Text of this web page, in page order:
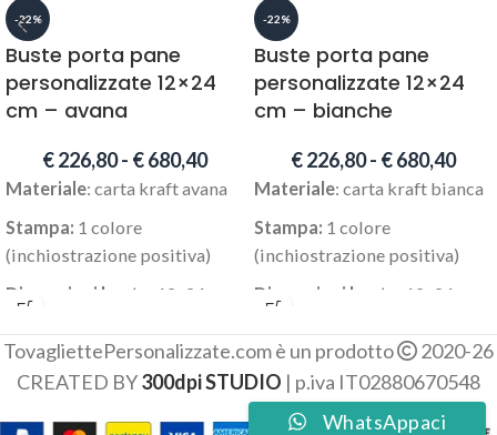
-22%
Buste porta pane
personalizzate 12×24
cm – avana
€226,80 - €680,40
Materiale: carta kraft avana
Stampa: 1 colore
(inchiostrazione positiva)
Dimensioni busta:
12x24 cm
Area stampabile massima:
Cliché: possibilità di
scegliere se nuovo o ristampa
-22%
Buste porta pane
personalizzate 12×24
cm – bianche
€226,80 - €680,40
Materiale: carta kraft bianca
Stampa: 1 colore
(inchiostrazione positiva)
Dimensioni busta:
12x24 cm
Area stampabile massima:
Cliché:
possibilità di
scegliere se nuovo o ristampa
TovagliettePersonalizzate.com è un prodotto
2020-26
CREATED BY300dpi STUDIO | p.iva IT02880670548
WhatsAppaci